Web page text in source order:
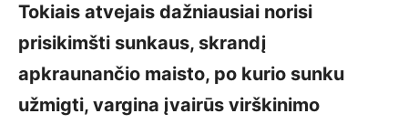
Tokiais atvejais dažniausiai norisi
prisikimšti sunkaus, skrandį
apkraunančio maisto, po kurio sunku
užmigti, vargina įvairūs virškinimo